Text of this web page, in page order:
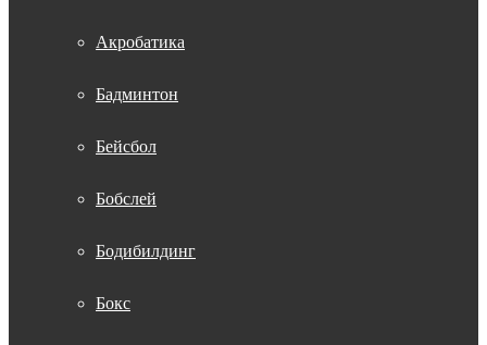
Акробатика
Бадминтон
Бейсбол
Бобслей
Бодибилдинг
Бокс